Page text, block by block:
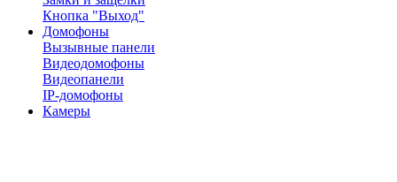
Кнопка "Выход"
Домофоны
Вызывные панели
Видеодомофоны
Видеопанели
IP-домофоны
Камеры